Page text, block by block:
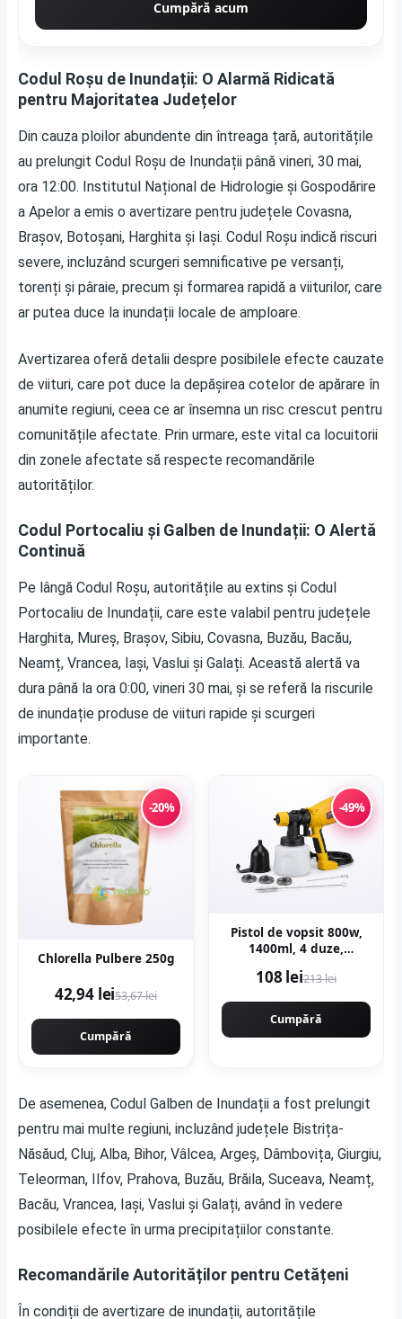
Cumpără acum
Codul Roșu de Inundații: O Alarmă Ridicată
pentru Majoritatea Județelor
Din cauza ploilor abundente din întreaga țară, autoritățile
au prelungit Codul Roșu de Inundații până vineri, 30 mai,
ora 12:00. Institutul Național de Hidrologie și Gospodărire
a Apelor a emis o avertizare pentru județele Covasna,
Brașov, Botoșani, Harghita și Iași. Codul Roșu indică riscuri
severe, incluzând scurgeri semnificative pe versanți,
torenți și pâraie, precum și formarea rapidă a viiturilor, care
ar putea duce la inundații locale de amploare.
Avertizarea oferă detalii despre posibilele efecte cauzate
de viituri, care pot duce la depășirea cotelor de apărare în
anumite regiuni, ceea ce ar însemna un risc crescut pentru
comunitățile afectate. Prin urmare, este vital ca locuitorii
din zonele afectate să respecte recomandările
autorităților.
Codul Portocaliu și Galben de Inundații: O Alertă
Continuă
Pe lângă Codul Roșu, autoritățile au extins și Codul
Portocaliu de Inundații, care este valabil pentru județele
Harghita, Mureș, Brașov, Sibiu, Covasna, Buzău, Bacău,
Neamț, Vrancea, Iași, Vaslui și Galați. Această alertă va
dura până la ora 0:00, vineri 30 mai, și se referă la riscurile
de inundație produse de viituri rapide și scurgeri
importante.
-20%
Chlorella Pulbere 250g
42,94 lei53,67 lei
Cumpără
-49%
Pistol de vopsit 800w,
1400ml, 4 duze,
putere variabila
108 lei213 lei
Cumpără
De asemenea, Codul Galben de Inundații a fost prelungit
pentru mai multe regiuni, incluzând județele Bistrița-
Năsăud, Cluj, Alba, Bihor, Vâlcea, Argeș, Dâmbovița, Giurgiu,
Teleorman, Ilfov, Prahova, Buzău, Brăila, Suceava, Neamț,
Bacău, Vrancea, Iași, Vaslui și Galați, având în vedere
posibilele efecte în urma precipitațiilor constante.
Recomandările Autorităților pentru Cetățeni
În condiții de avertizare de inundații, autoritățile